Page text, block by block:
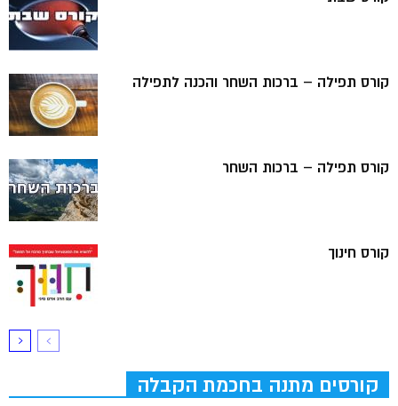
קורס תפילה – ברכות השחר והכנה לתפילה
קורס תפילה – ברכות השחר
קורס חינוך
קורסים מתנה בחכמת הקבלה